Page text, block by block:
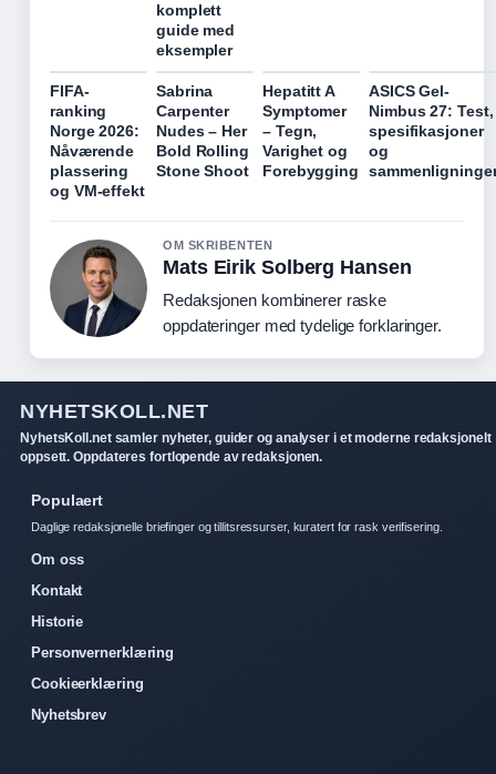
komplett
guide med
eksempler
FIFA-
ranking
Norge 2026:
Nåværende
plassering
og VM-effekt
Sabrina
Carpenter
Nudes – Her
Bold Rolling
Stone Shoot
Hepatitt A
Symptomer
– Tegn,
Varighet og
Forebygging
ASICS Gel-
Nimbus 27: Test,
spesifikasjoner
og
OM SKRIBENTEN
Mats Eirik Solberg Hansen
Redaksjonen kombinerer raske
oppdateringer med tydelige forklaringer.
NYHETSKOLL.NET
NyhetsKoll.net samler nyheter, guider og analyser i et moderne redaksjonelt
oppsett. Oppdateres fortlopende av redaksjonen.
Populaert
Daglige redaksjonelle briefinger og tillitsressurser, kuratert for rask verifisering.
Om oss
Kontakt
Historie
Personvernerklæring
Cookieerklæring
Nyhetsbrev